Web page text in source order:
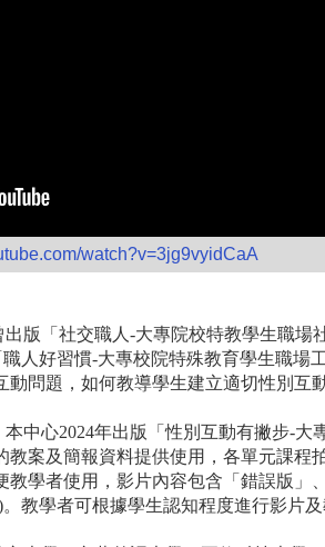
watch?v=3jg9vyidCaA
「社交職人-大專院校特教學生職場
人好習慣-大專校院特殊教育學生職場
問題，如何教導學生建立適切性別互
心2024年出版「性別互動有撇步-大
教案及簡報資料提供使用，各單元課
教學者使用，影片內容包含「錯誤版
教學者可根據學生認知程度進行影片